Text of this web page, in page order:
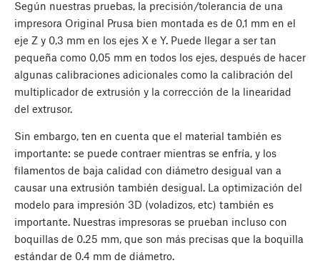
Según nuestras pruebas, la precisión/tolerancia de una
impresora Original Prusa bien montada es de 0,1 mm en el
eje Z y 0,3 mm en los ejes X e Y. Puede llegar a ser tan
pequeña como 0,05 mm en todos los ejes, después de hacer
algunas calibraciones adicionales como la calibración del
multiplicador de extrusión y la corrección de la linearidad
del extrusor.
Sin embargo, ten en cuenta que el material también es
importante: se puede contraer mientras se enfría, y los
filamentos de baja calidad con diámetro desigual van a
causar una extrusión también desigual. La optimización del
modelo para impresión 3D (voladizos, etc) también es
importante. Nuestras impresoras se prueban incluso con
boquillas de 0.25 mm, que son más precisas que la boquilla
estándar de 0.4 mm de diámetro.